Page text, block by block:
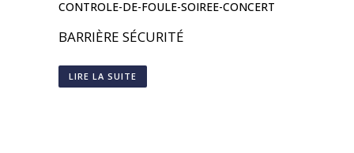
BARRIÈRE SÉCURITÉ
LIRE LA SUITE